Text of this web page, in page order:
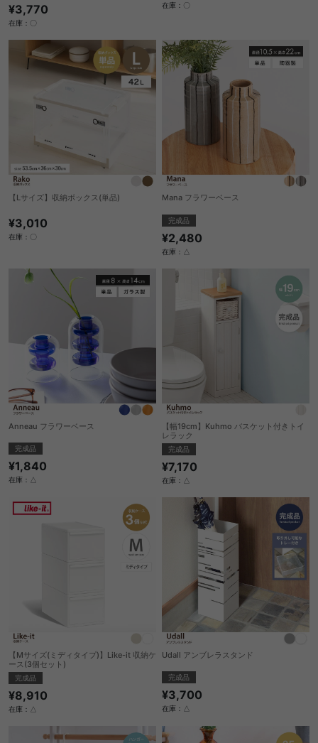
¥3,770
在庫：〇
在庫：〇
【Lサイズ】収納ボックス(単品)
¥3,010
在庫：〇
Mana フラワーベース
完成品
¥2,480
在庫：△
Anneau フラワーベース
完成品
¥1,840
在庫：△
【幅19cm】Kuhmo バスケット付きトイ
レラック
完成品
¥7,170
在庫：△
【Mサイズ(ミディタイプ)】Like-it 収納ケ
ース(3個セット)
完成品
¥8,910
在庫：△
Udall アンブレラスタンド
完成品
¥3,700
在庫：△